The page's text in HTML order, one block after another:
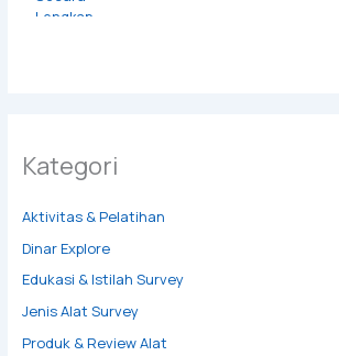
Kategori
Aktivitas & Pelatihan
Dinar Explore
Edukasi & Istilah Survey
Jenis Alat Survey
Produk & Review Alat